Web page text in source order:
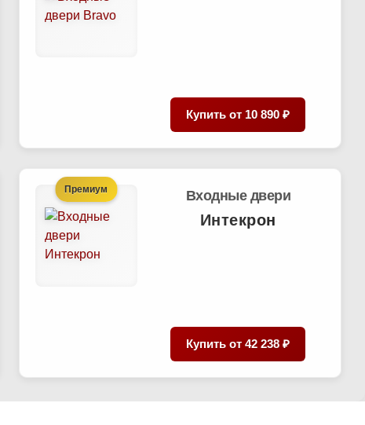
Купить от 10 890 ₽
Премиум Входные двери
Интекрон
Купить от42 238 ₽